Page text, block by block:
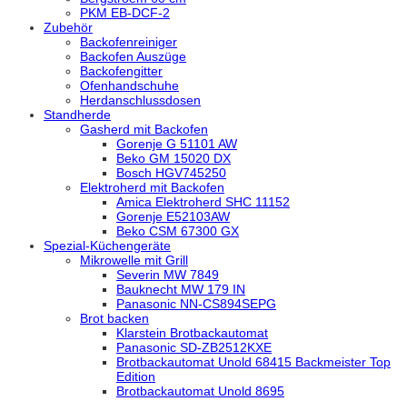
PKM EB-DCF-2
Zubehör
Backofenreiniger
Backofen Auszüge
Backofengitter
Ofenhandschuhe
Herdanschlussdosen
Standherde
Gasherd mit Backofen
Gorenje G 51101 AW
Beko GM 15020 DX
Bosch HGV745250
Elektroherd mit Backofen
Amica Elektroherd SHC 11152
Gorenje E52103AW
Beko CSM 67300 GX
Spezial-Küchengeräte
Mikrowelle mit Grill
Severin MW 7849
Bauknecht MW 179 IN
Panasonic NN-CS894SEPG
Brot backen
Klarstein Brotbackautomat
Panasonic SD-ZB2512KXE
Brotbackautomat Unold 68415 Backmeister Top
Edition
Brotbackautomat Unold 8695